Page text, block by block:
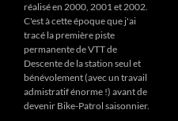
réalisé en 2000, 2001 et 2002.
C'est à cette époque que j'ai
tracé la première piste
permanente de VTT de
Descente de la station seul et
bénévolement (avec un travail
admistratif énorme !) avant de
devenir Bike-Patrol saisonnier.